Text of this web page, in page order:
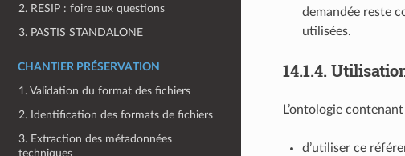
2. RESIP : foire aux questions
3. PASTIS STANDALONE
CHANTIER PRÉSERVATION
1. Validation du format des fichiers
2. Identification des formats de fichiers
3. Extraction des métadonnées
techniques
demandée reste
utilisées.
14.1.4.
L’ontologie
d’utiliser ce